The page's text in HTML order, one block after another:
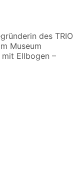
des TRIO
Museum
Ellbogen –